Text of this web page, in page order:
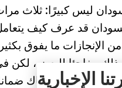
ليس كبيرًا: ثلاث
قد عرف كيف
الإنجازات ما يفوق
ذلك مفاجئا للبعض، لكن
هناك